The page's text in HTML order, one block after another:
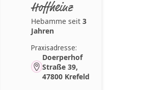
Hoffheinz
Hebamme seit 3
Jahren
Praxisadresse:
Doerperhof
Straße 39,
47800 Krefeld